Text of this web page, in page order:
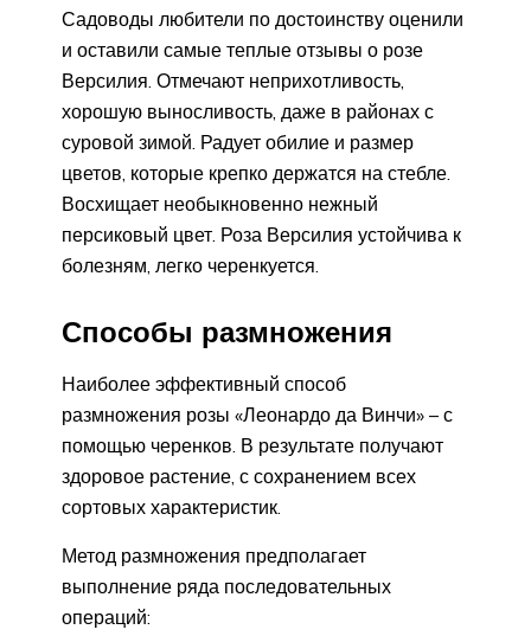
Садоводы любители по достоинству оценили
и оставили самые теплые отзывы о розе
Версилия. Отмечают неприхотливость,
хорошую выносливость, даже в районах с
суровой зимой. Радует обилие и размер
цветов, которые крепко держатся на стебле.
Восхищает необыкновенно нежный
персиковый цвет. Роза Версилия устойчива к
болезням, легко черенкуется.
Способы размножения
Наиболее эффективный способ
размножения розы «Леонардо да Винчи» – с
помощью черенков. В результате получают
здоровое растение, с сохранением всех
сортовых характеристик.
Метод размножения предполагает
выполнение ряда последовательных
операций: